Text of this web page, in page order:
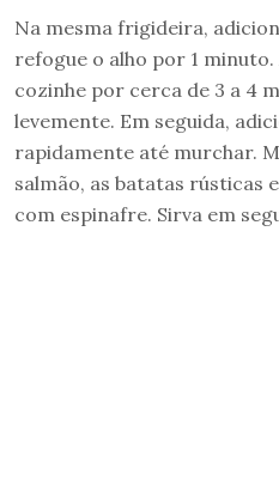
Na mesma frigideira,
refogue o alho por 1
cozinhe por cerca de 3 a 4
levemente. Em seguida,
rapidamente até murchar.
salmão, as batatas rústicas
com espinafre. Sirva em